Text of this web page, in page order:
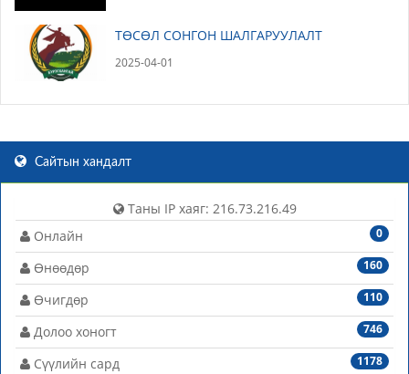
ТӨСӨЛ СОНГОН ШАЛГАРУУЛАЛТ
2025-04-01
Сайтын хандалт
Таны IP хаяг: 216.73.216.49
0
Онлайн
160
Өнөөдөр
110
Өчигдөр
746
Долоо хоногт
1178
Сүүлийн сард